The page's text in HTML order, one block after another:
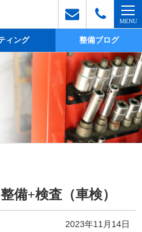
ィング 整備ブログ
備+検査（車検）
2023年11月14日